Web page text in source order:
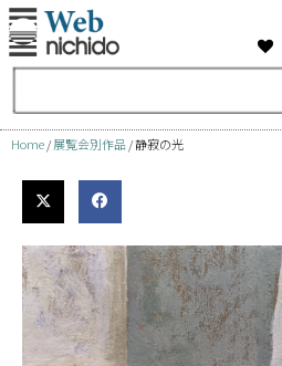
コ
テ
ン
ス
キ
ッ
プ
Home/展覧会別作品 / 静寂の光